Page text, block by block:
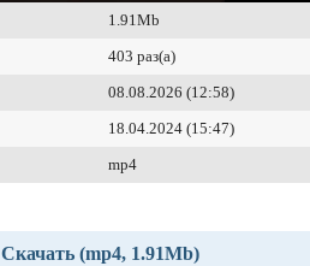
1.91Mb
403 раз(а)
08.08.2026 (12:58)
18.04.2024 (15:47)
mp4
Скачать (mp4, 1.91Mb)